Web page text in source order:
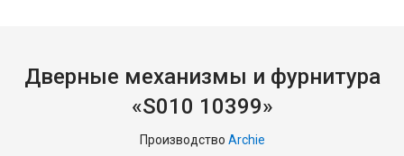
Дверные механизмы и фурнитура
«S010 10399»
Производство Archie